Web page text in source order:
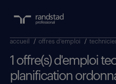
accueil / offres d'emploi /
1 offre(s) d'emploi
planification